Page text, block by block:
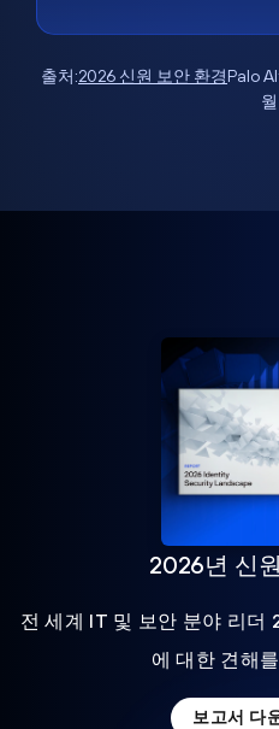
출처:2026 신원 보안 환경Palo
월
2026년 신
전 세계 IT 및 보안 분야 리더
에 대한 견해
보고서 다